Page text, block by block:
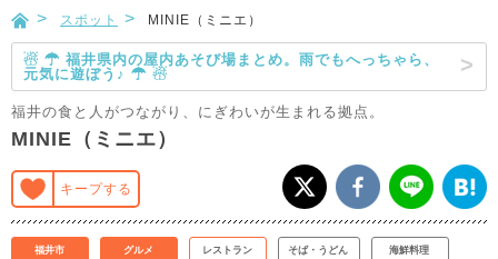
スポット MINIE（ミニエ）
☃ ☂ 福井県内の屋内あそび場まとめ。雨でもへっちゃら、
元気に遊ぼう♪ ☂ ☃
福井の食と人がつながり、にぎわいが生まれる拠点。
MINIE（ミニエ）
キープする
福井市 グルメ レストラン そば・うどん 海鮮料理